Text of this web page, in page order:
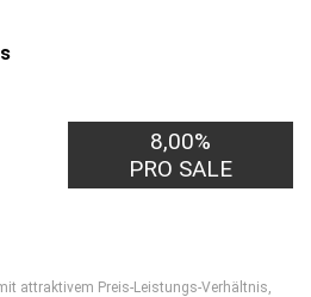
8,00%
PRO SALE
attraktivem Preis-Leistungs-Verhältnis,